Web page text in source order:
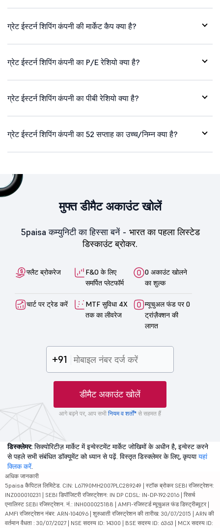
ग्रेट ईस्टर्न शिपिंग कंपनी की मार्केट कैप क्या है?
ग्रेट ईस्टर्न शिपिंग कंपनी का P/E रेशियो क्या है?
ग्रेट ईस्टर्न शिपिंग कंपनी का पीबी रेशियो क्या है?
ग्रेट ईस्टर्न शिपिंग कंपनी का 52 सप्ताह का उच्च/निम्न क्या है?
मुफ्त डीमैट अकाउंट खोलें
5paisa कम्युनिटी का हिस्सा बनें - भारत का पहला लिस्टेड
डिस्काउंट ब्रोकर.
फ्लैट ब्रोकरेज
F&O के लिए
समर्पित प्लेटफॉर्म
0 अकाउंट खोलने
का शुल्क
चार्ट पर ट्रेड करें
MTF सुविधा 4X
तक का लीवरेज
म्यूचुअल फंड पर 0
ट्रांज़ैक्शन की
लागत
+91
डीमैट अकाउंट खोलें
आगे बढ़ने पर, आप सभी नियम व शर्तों* से सहमत हैं
डिस्क्लेमर: सिक्योरिटीज़ मार्केट में इन्वेस्टमेंट मार्केट जोखिमों के अधीन है, इन्वेस्ट करने
से पहले सभी संबंधित डॉक्यूमेंट को ध्यान से पढ़ें. विस्तृत डिस्क्लेमर के लिए, कृपयायहां
क्लिक करें.
अधिक जानकारी
5paisa कैपिटल लिमिटेड. CIN: L67190MH2007PLC289249 | स्टॉक ब्रोकर SEBI रजिस्ट्रेशन:
INZ000010231 | SEBI डिपॉजिटरी रजिस्ट्रेशन: IN DP CDSL: IN-DP-192-2016 | रिसर्च
एनालिस्ट SEBI रजिस्ट्रेशन. नं.: INH000025188 | AMFI-रजिस्टर्ड म्यूचुअल फंड डिस्ट्रीब्यूटर |
AMFI रजिस्ट्रेशन नंबर: ARN-104096 | शुरुआती रजिस्ट्रेशन की तारीख: 30/07/2015 | ARN की
वर्तमान वैधता : 30/07/2027 | NSE सदस्य ID: 14300 | BSE सदस्य ID: 6363 | MCX सदस्य ID: